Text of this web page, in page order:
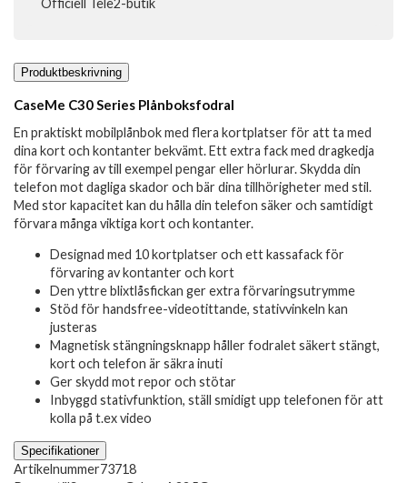
Officiell Tele2-butik
Produktbeskrivning
CaseMe C30 Series Plånboksfodral
En praktiskt mobilplånbok med flera kortplatser för att ta med
dina kort och kontanter bekvämt. Ett extra fack med dragkedja
för förvaring av till exempel pengar eller hörlurar. Skydda din
telefon mot dagliga skador och bär dina tillhörigheter med stil.
Med stor kapacitet kan du hålla din telefon säker och samtidigt
förvara många viktiga kort och kontanter.
Designad med 10 kortplatser och ett kassafack för
förvaring av kontanter och kort
Den yttre blixtlåsfickan ger extra förvaringsutrymme
Stöd för handsfree-videotittande, stativvinkeln kan
justeras
Magnetisk stängningsknapp håller fodralet säkert stängt,
kort och telefon är säkra inuti
Ger skydd mot repor och stötar
Inbyggd stativfunktion, ställ smidigt upp telefonen för att
kolla på t.ex video
Specifikationer
Artikelnummer73718